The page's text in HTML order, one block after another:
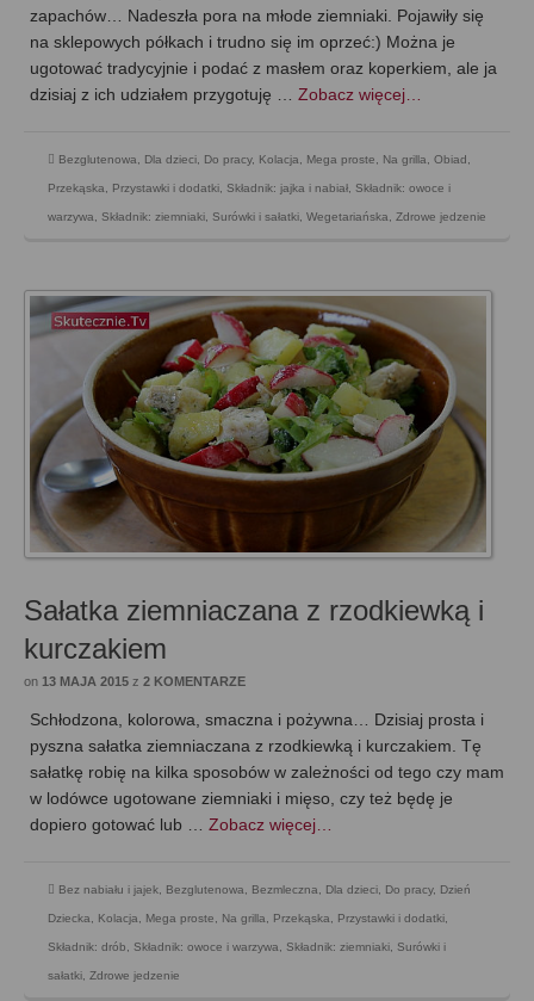
zapachów… Nadeszła pora na młode ziemniaki. Pojawiły się
na sklepowych półkach i trudno się im oprzeć:) Można je
ugotować tradycyjnie i podać z masłem oraz koperkiem, ale ja
dzisiaj z ich udziałem przygotuję … Zobacz więcej…
Bezglutenowa Dla dzieci Do pracy, Kolacja Mega proste Na grilla Obiad
Przekąska Przystawki i dodatki Składnik: jajka i nabiał Składnik: owoce i
warzywa Składnik: ziemniaki Surówki i sałatki Wegetariańska Zdrowe jedzenie
Sałatka ziemniaczana z rzodkiewką i
kurczakiem
on 13 MAJA 2015 z 2 KOMENTARZE
Schłodzona, kolorowa, smaczna i pożywna… Dzisiaj prosta i
pyszna sałatka ziemniaczana z rzodkiewką i kurczakiem. Tę
sałatkę robię na kilka sposobów w zależności od tego czy mam
w lodówce ugotowane ziemniaki i mięso, czy też będę je
dopiero gotować lub … Zobacz więcej…
Bez nabiału i jajek Bezglutenowa Bezmleczna Dla dzieci Do pracy, Dzień
Dziecka Kolacja Mega proste Na grilla Przekąska Przystawki i dodatki
Składnik: drób Składnik: owoce i warzywa Składnik: ziemniaki Surówki i
sałatki Zdrowe jedzenie